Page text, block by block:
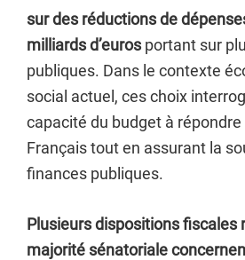
sur des réductions de
milliards d’euros portant sur
publiques. Dans le contexte
social actuel, ces choix
capacité du budget à
Français tout en assurant la
finances publiques.
Plusieurs dispositions fiscales
majorité sénatoriale